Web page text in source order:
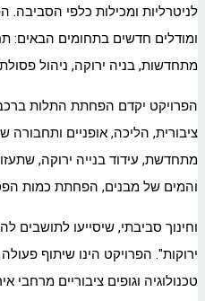
לניטרליות ומכילות כלפי הסביבה.
ומודלים חדשים בתחומים הבאים:
מתחדשות, בניה ירוקה, ניהול פסולת
הפרויקט יקדם הפחתת התלות
ציבורית, הליכה, אופניים ותחבורה
מתחדשת, עידוד בנייה ירוקה,
והמים של מבנים, הפחתת כמות
וחינוך סביבתי, שיסייעו לתושבים
ירוקות". הפרויקט הינו שיתוף
טכנולוגיה וגופים ציבוריים מרחבי